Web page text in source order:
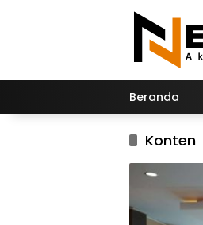
Beranda
Konten